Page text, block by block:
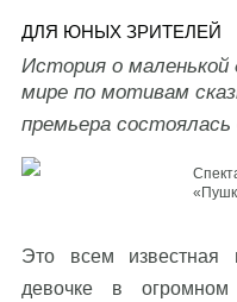
ДЛЯ ЮНЫХ ЗРИТЕЛЕЙ
История о маленькой
мире по мотивам
премьера состоялась
Это всем известная
девочке в